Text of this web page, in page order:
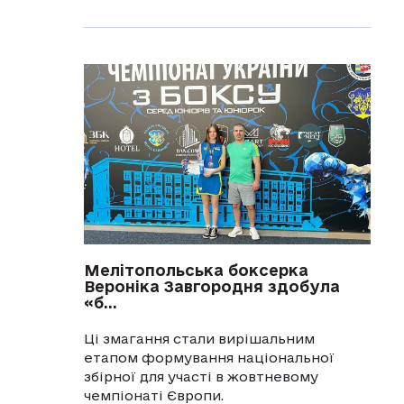
Мелітопольська боксерка
Вероніка Завгородня здобула
«б...
Ці змагання стали вирішальним
етапом формування національної
збірної для участі в жовтневому
чемпіонаті Європи.